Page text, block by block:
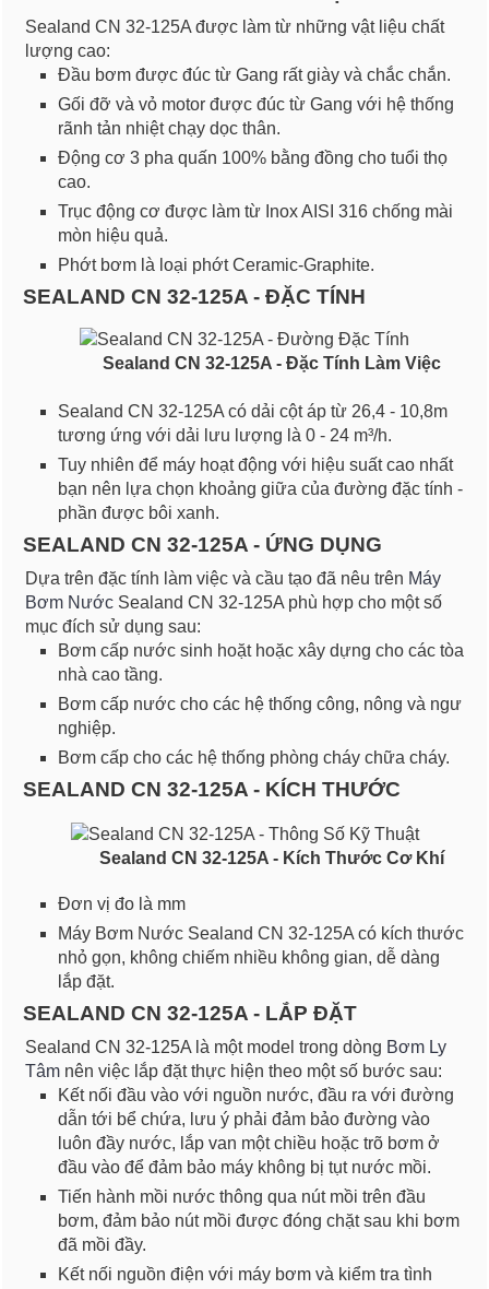
Sealand CN 32-125A được làm từ những vật liệu chất
lượng cao:
Đầu bơm được đúc từ Gang rất giày và chắc chắn.
Gối đỡ và vỏ motor được đúc từ Gang với hệ thống
rãnh tản nhiệt chạy dọc thân.
Động cơ 3 pha quấn 100% bằng đồng cho tuổi thọ
cao.
Trục động cơ được làm từ Inox AISI 316 chống mài
mòn hiệu quả.
Phớt bơm là loại phớt Ceramic-Graphite.
SEALAND CN 32-125A - ĐẶC TÍNH
Sealand CN 32-125A - Đặc Tính Làm Việc
Sealand CN 32-125A có dải cột áp từ 26,4 - 10,8m
tương ứng với dải lưu lượng là 0 - 24 m³/h.
Tuy nhiên để máy hoạt động với hiệu suất cao nhất
bạn nên lựa chọn khoảng giữa của đường đặc tính -
phần được bôi xanh.
SEALAND CN 32-125A - ỨNG DỤNG
Dựa trên đặc tính làm việc và cầu tạo đã nêu trên Máy
Bơm Nước Sealand CN 32-125A phù hợp cho một số
mục đích sử dụng sau:
Bơm cấp nước sinh hoặt hoặc xây dựng cho các tòa
nhà cao tầng.
Bơm cấp nước cho các hệ thống công, nông và ngư
nghiệp.
Bơm cấp cho các hệ thống phòng cháy chữa cháy.
SEALAND CN 32-125A - KÍCH THƯỚC
Sealand CN 32-125A - Kích Thước Cơ Khí
Đơn vị đo là mm
Máy Bơm Nước Sealand CN 32-125A có kích thước
nhỏ gọn, không chiếm nhiều không gian, dễ dàng
lắp đặt.
SEALAND CN 32-125A - LẮP ĐẶT
Sealand CN 32-125A là một model trong dòng Bơm Ly
Tâm nên việc lắp đặt thực hiện theo một số bước sau:
Kết nối đầu vào với nguồn nước, đầu ra với đường
dẫn tới bể chứa, lưu ý phải đảm bảo đường vào
luôn đầy nước, lắp van một chiều hoặc trõ bơm ở
đầu vào để đảm bảo máy không bị tụt nước mồi.
Tiến hành mồi nước thông qua nút mồi trên đầu
bơm, đảm bảo nút mồi được đóng chặt sau khi bơm
đã mồi đầy.
Kết nối nguồn điện với máy bơm và kiểm tra tình